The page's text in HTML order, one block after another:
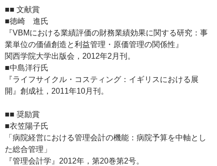
■■ 文献賞
■徳崎 進氏
『VBMにおける業績評価の財務業績効果に関する研究：事
業単位の価値創造と利益管理・原価管理の関係性』
関西学院大学出版会，2012年2月刊。
■中島洋行氏
『ライフサイクル・コスティング：イギリスにおける展
開』創成社，2011年10月刊。
■■ 奨励賞
■衣笠陽子氏
「病院経営における管理会計の機能：病院予算を中軸とし
た総合管理」
『管理会計学』2012年，第20巻第2号。